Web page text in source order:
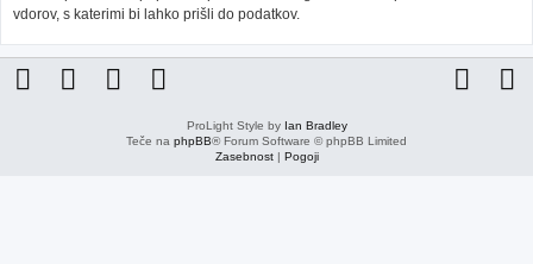
vdorov, s katerimi bi lahko prišli do podatkov.
ProLight Style by Ian Bradley
Teče na phpBB® Forum Software © phpBB Limited
Zasebnost| Pogoji